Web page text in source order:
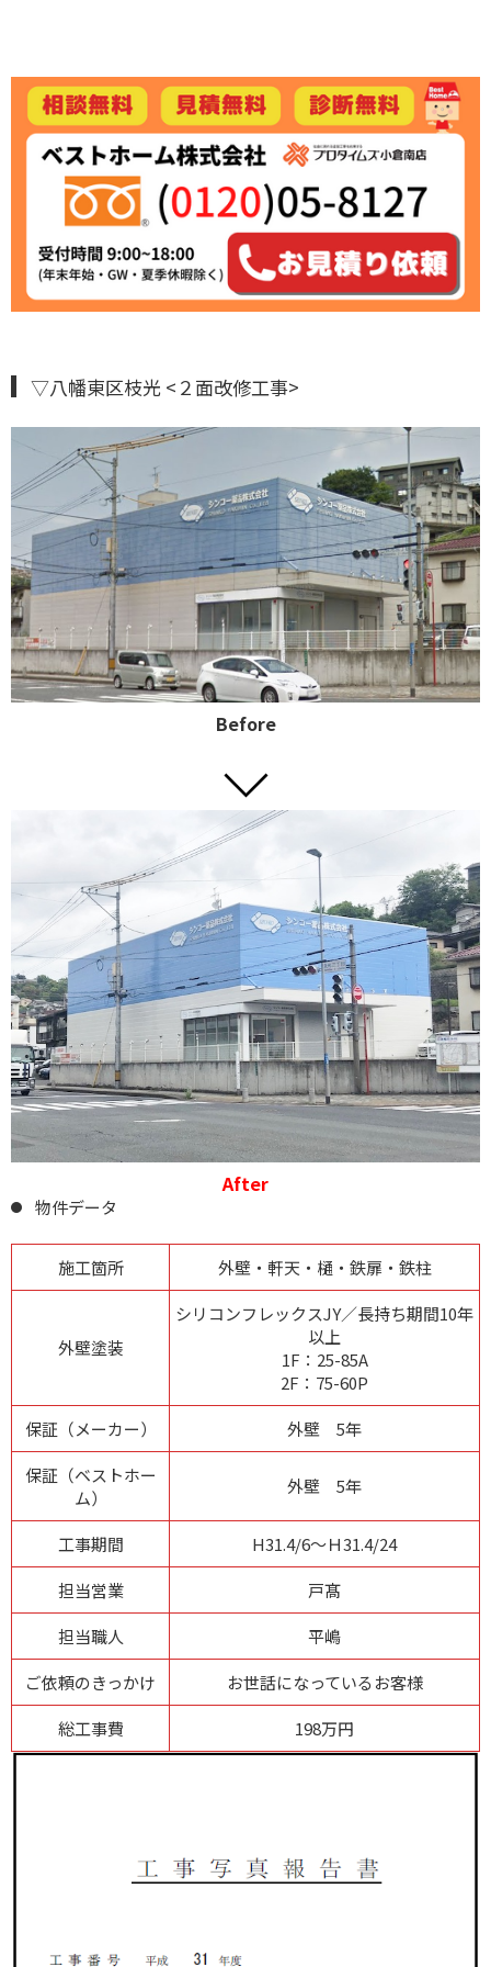
▽八幡東区枝光 <２面改修工事>
Before
After
物件データ
施工箇所 外壁・軒天・樋・鉄扉・鉄柱
外壁塗装
シリコンフレックスJY／長持ち期間10年
以上
1F：25-85A
2F：75-60P
保証（メーカー）
外壁 5年
保証（ベストホー
ム）
外壁 5年
工事期間
H31.4/6～Ｈ31.4/24
担当営業
戸髙
担当職人
平嶋
ご依頼のきっかけ
お世話になっているお客様
総工事費
198万円